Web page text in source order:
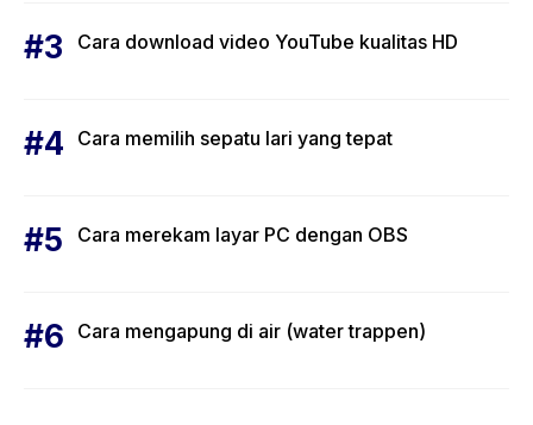
Cara download video YouTube kualitas HD
Cara memilih sepatu lari yang tepat
Cara merekam layar PC dengan OBS
Cara mengapung di air (water trappen)